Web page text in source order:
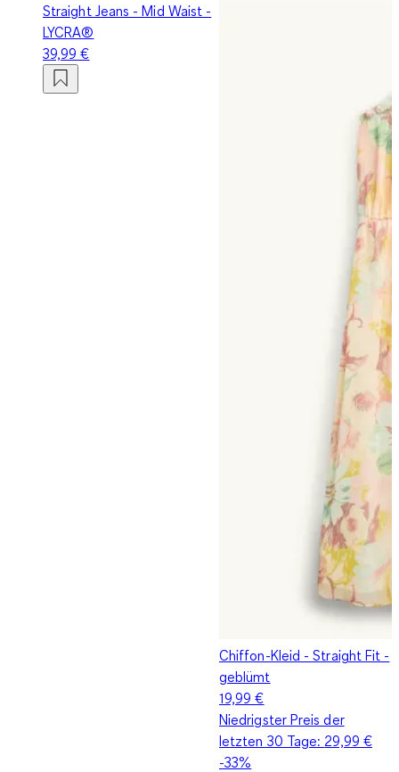
Straight Jeans - Mid Waist -
LYCRA®
39,99 €
Chiffon-Kleid - Straight Fit -
geblümt
19,99 €
Niedrigster Preis der
letzten 30 Tage: 29,99 €
-33%